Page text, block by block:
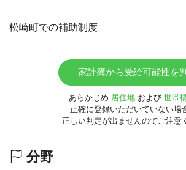
松崎町での補助制度
家計簿から受給可能性を
あらかじめ 居住地 および 世帯
正確に登録いただいていない場
正しい判定が出ませんのでご注意
分野